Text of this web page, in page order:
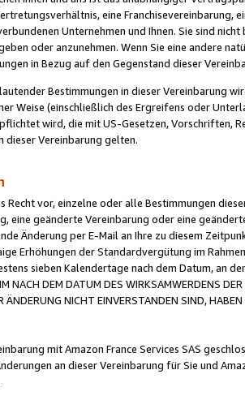
eine Franchisevereinbarung,
Unternehmen und Ihnen. Sie sind
oder anzunehmen. Wenn Sie eine andere
in Bezug auf den Gegenstand dieser
Bestimmungen in dieser Vereinbarung
Weise (einschließlich des Ergreifens oder
wird, die mit US-Gesetzen, Vorschriften,
dieser Vereinbarung gelten.
Recht vor, einzelne oder alle Bestimmungen
eine geänderte Vereinbarung oder eine
Änderung per E-Mail an Ihre zu diesem
Erhöhungen der Standardvergütung im
sieben Kalendertage nach dem Datum, an
NACH DEM DATUM DES WIRKSAMWERDENS
ÄNDERUNG NICHT EINVERSTANDEN SIND,
mit Amazon France Services SAS
an dieser Vereinbarung für Sie und